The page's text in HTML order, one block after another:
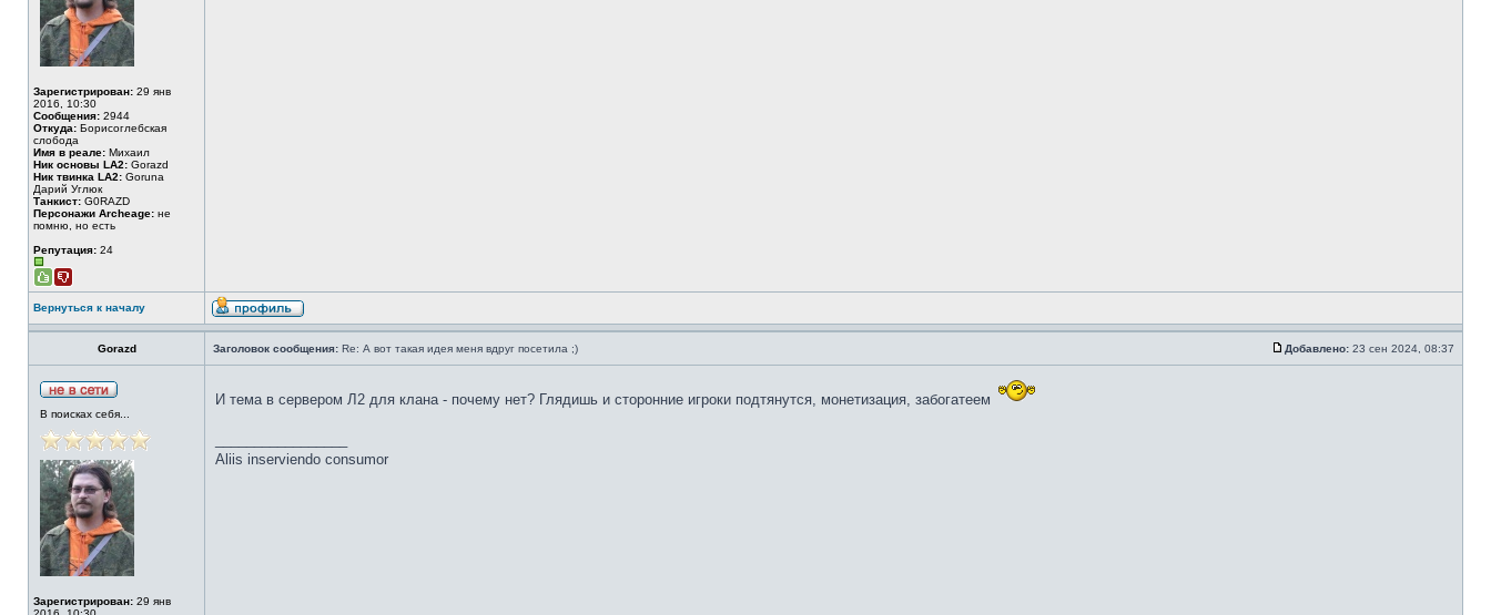
Зарегистрирован: 29 янв
2016, 10:30
Сообщения: 2944
Откуда: Борисоглебская
слобода
Имя в реале: Михаил
Ник основы LA2: Gorazd
Ник твинка LA2: Goruna
Дарий Углюк
Танкист: G0RAZD
Персонажи Archeage: не
помню, но есть
Репутация: 24
Вернуться к началу
Gorazd Заголовок сообщения: Re: А вот такая идея меня вдруг посетила ;) Добавлено: 23 сен 2024, 08:37
В поисках себя...
Зарегистрирован: 29 янв
И тема в сервером Л2 для клана - почему нет? Глядишь и сторонние игроки подтянутся, монетизация, забогатеем
Aliis inserviendo consumor